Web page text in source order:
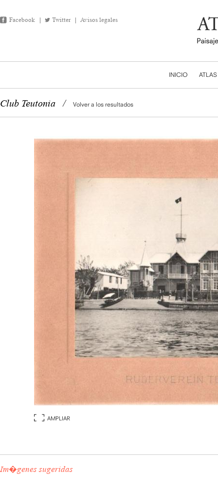
Facebook Twitter Avisos legales
INICIO ATLAS
Club Teutonia / Volver a los resultados
AMPLIAR
Im�genes sugeridas